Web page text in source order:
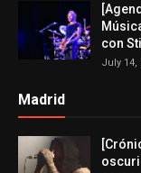
con
July 14,
Madrid